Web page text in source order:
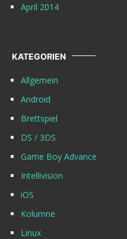
April 2014
KATEGORIEN
Allgemein
Android
Brettspiel
DS / 3DS
Game Boy Advance
Intellivision
iOS
Kolumne
Linux